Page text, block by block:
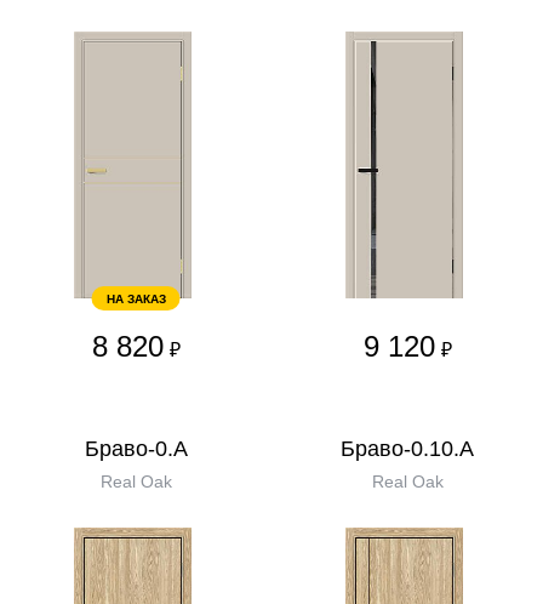
НА ЗАКАЗ
8 820 ₽ 9 120 ₽
Браво-0.А
Real Oak
Браво-0.10.А
Real Oak